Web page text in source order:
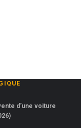
d’une voiture